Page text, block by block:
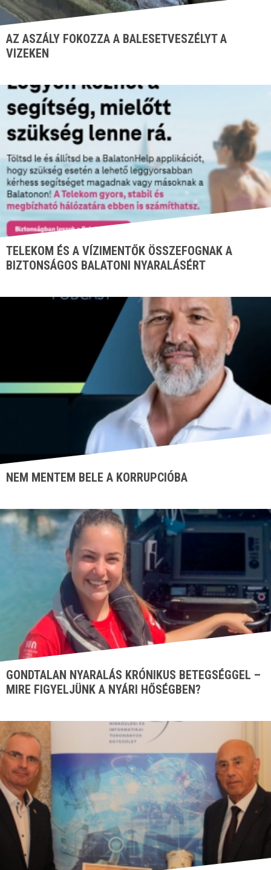
AZ ASZÁLY FOKOZZA A BALESETVESZÉLYT A
VIZEKEN
TELEKOM ÉS A VÍZIMENTŐK ÖSSZEFOGNAK A
BIZTONSÁGOS BALATONI NYARALÁSÉRT
NEM MENTEM BELE A KORRUPCIÓBA
GONDTALAN NYARALÁS KRÓNIKUS BETEGSÉGGEL –
MIRE FIGYELJÜNK A NYÁRI HŐSÉGBEN?